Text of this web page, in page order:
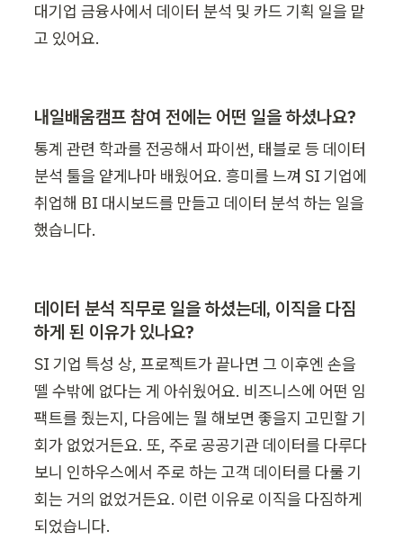
대기업 금융사에서 데이터 분석 및 카드 기획 일을 맡
고 있어요.
내일배움캠프 참여 전에는 어떤 일을 하셨나요?
통계 관련 학과를 전공해서 파이썬, 태블로 등 데이터
분석 툴을 얕게나마 배웠어요. 흥미를 느껴 SI 기업에
취업해 BI 대시보드를 만들고 데이터 분석 하는 일을
했습니다.
데이터 분석 직무로 일을 하셨는데, 이직을 다짐
하게 된 이유가 있나요?
SI 기업 특성 상, 프로젝트가 끝나면 그 이후엔 손을
뗄 수밖에 없다는 게 아쉬웠어요. 비즈니스에 어떤 임
팩트를 줬는지, 다음에는 뭘 해보면 좋을지 고민할 기
회가 없었거든요. 또, 주로 공공기관 데이터를 다루다
보니 인하우스에서 주로 하는 고객 데이터를 다룰 기
회는 거의 없었거든요. 이런 이유로 이직을 다짐하게
되었습니다.